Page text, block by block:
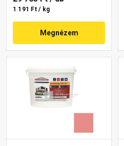
1 191 Ft / kg
Megnézem